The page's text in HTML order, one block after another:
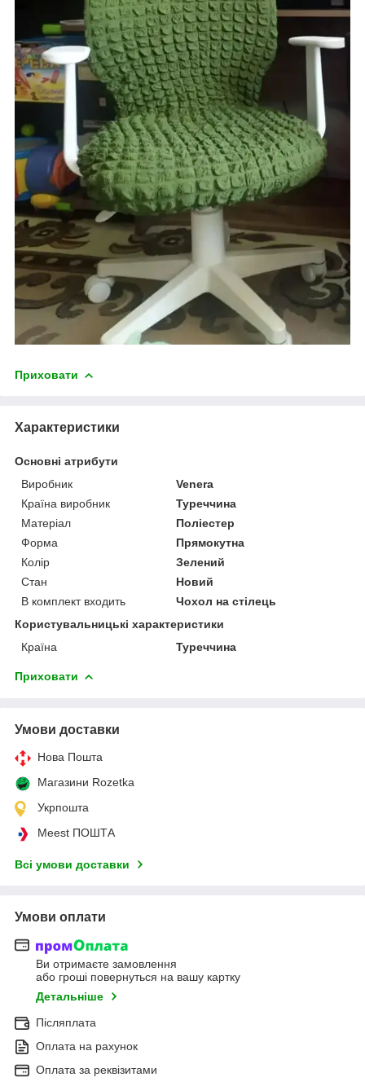
Приховати
Характеристики
Основні атрибути
Виробник
Venera
Країна виробник
Туреччина
Матеріал
Поліестер
Форма
Прямокутна
Колір
Зелений
Стан
Новий
В комплект входить
Чохол на стілець
Користувальницькі характеристики
Країна
Туреччина
Приховати
Умови доставки
Нова Пошта
Магазини Rozetka
Укрпошта
Meest ПОШТА
Всі умови доставки
Умови оплати
Ви отримаєте замовлення
або гроші повернуться на вашу картку
Детальніше
Післяплата
Оплата на рахунок
Оплата за реквізитами